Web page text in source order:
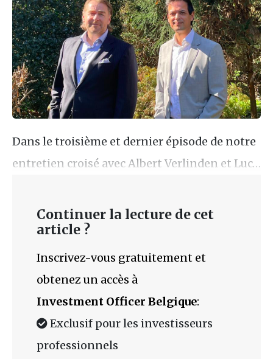
Dans le troisième et dernier épisode de notre
entretien croisé avec Albert Verlinden et Luc…
Continuer la lecture de cet
article ?
Inscrivez-vous gratuitement et
obtenez un accès à
Investment Officer Belgique:
Exclusif pour les investisseurs
professionnels